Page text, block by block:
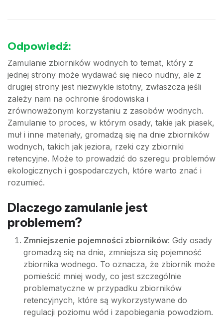
Odpowiedź:
Zamulanie zbiorników wodnych to temat, który z
jednej strony może wydawać się nieco nudny, ale z
drugiej strony jest niezwykle istotny, zwłaszcza jeśli
zależy nam na ochronie środowiska i
zrównoważonym korzystaniu z zasobów wodnych.
Zamulanie to proces, w którym osady, takie jak piasek,
muł i inne materiały, gromadzą się na dnie zbiorników
wodnych, takich jak jeziora, rzeki czy zbiorniki
retencyjne. Może to prowadzić do szeregu problemów
ekologicznych i gospodarczych, które warto znać i
rozumieć.
Dlaczego zamulanie jest
problemem?
Zmniejszenie pojemności zbiorników: Gdy osady
gromadzą się na dnie, zmniejsza się pojemność
zbiornika wodnego. To oznacza, że zbiornik może
pomieścić mniej wody, co jest szczególnie
problematyczne w przypadku zbiorników
retencyjnych, które są wykorzystywane do
regulacji poziomu wód i zapobiegania powodziom.